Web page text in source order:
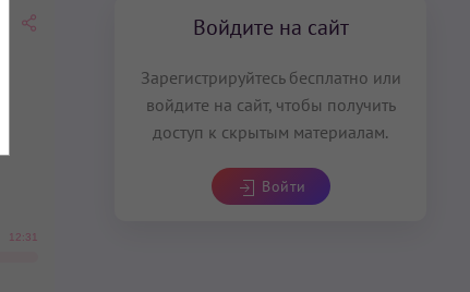
12:31
Войдите на сайт
Зарегистрируйтесь бесплатно или
войдите на сайт, чтобы получить
доступ к скрытым материалам.
Войти